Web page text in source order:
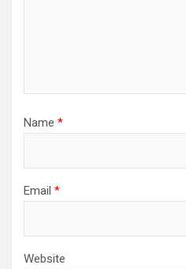
Name *
Email *
Website